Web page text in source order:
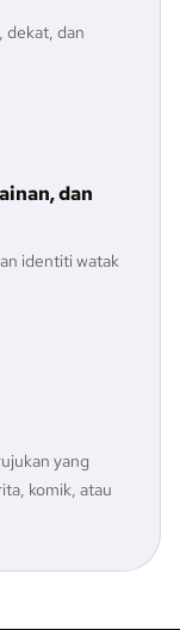
dekat, dan
dan
identiti watak
yang
komik, atau